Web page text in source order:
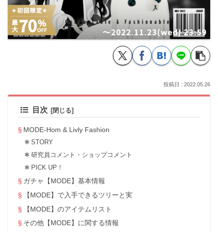
2022.05.26
目次
MODE-Hom & Livly Fashion
STORY
研究員コメント・ショップコメント
PICK UP！
ガチャ【MODE】基本情報
【MODE】で入手できるツリーと実
【MODE】のアイテムリスト
その他【MODE】に関する情報